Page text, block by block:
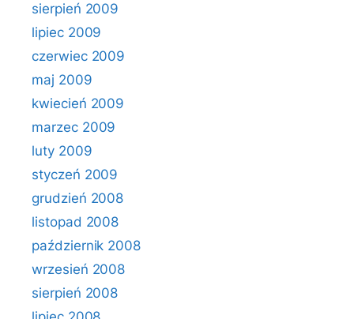
sierpień 2009
lipiec 2009
czerwiec 2009
maj 2009
kwiecień 2009
marzec 2009
luty 2009
styczeń 2009
grudzień 2008
listopad 2008
październik 2008
wrzesień 2008
sierpień 2008